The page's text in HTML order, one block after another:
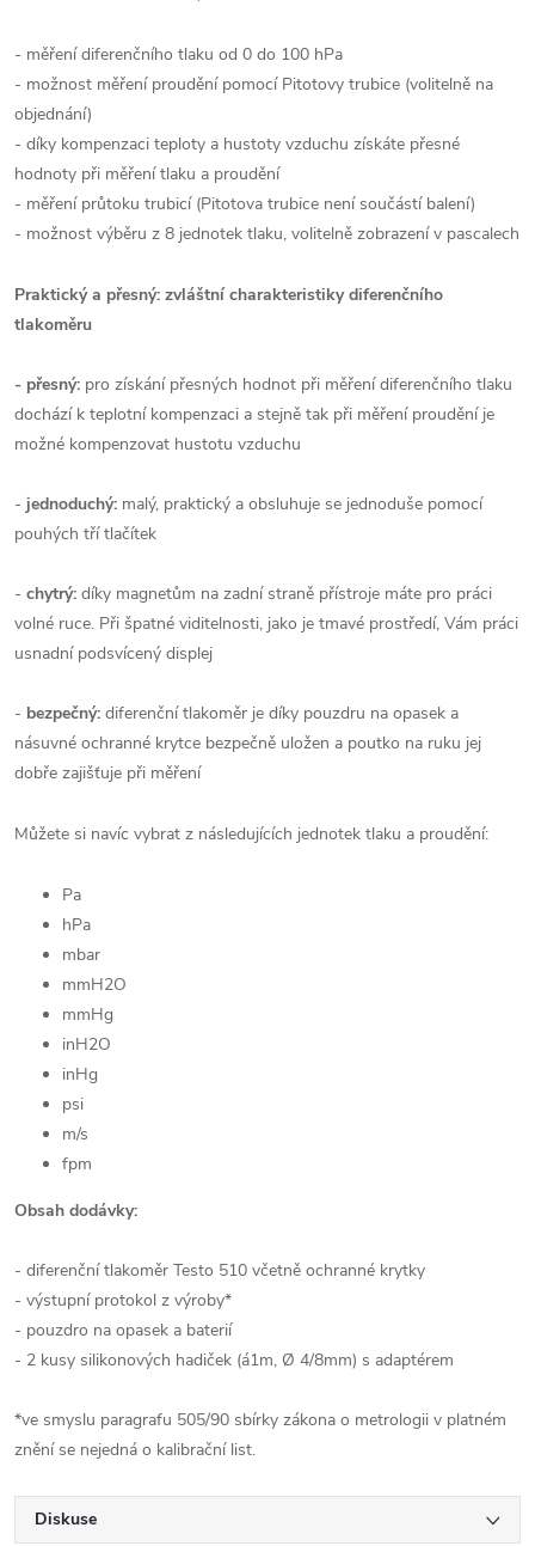
- měření diferenčního tlaku od 0 do 100 hPa
- možnost měření proudění pomocí Pitotovy trubice (volitelně na
objednání)
- díky kompenzaci teploty a hustoty vzduchu získáte přesné
hodnoty při měření tlaku a proudění
- měření průtoku trubicí (Pitotova trubice není součástí balení)
- možnost výběru z 8 jednotek tlaku, volitelně zobrazení v pascalech
Praktický a přesný: zvláštní charakteristiky diferenčního
tlakoměru
- přesný: pro získání přesných hodnot při měření diferenčního tlaku
dochází k teplotní kompenzaci a stejně tak při měření proudění je
možné kompenzovat hustotu vzduchu
- jednoduchý: malý, praktický a obsluhuje se jednoduše pomocí
pouhých tří tlačítek
- chytrý: díky magnetům na zadní straně přístroje máte pro práci
volné ruce. Při špatné viditelnosti, jako je tmavé prostředí, Vám práci
usnadní podsvícený displej
- bezpečný: diferenční tlakoměr je díky pouzdru na opasek a
násuvné ochranné krytce bezpečně uložen a poutko na ruku jej
dobře zajišťuje při měření
Můžete si navíc vybrat z následujících jednotek tlaku a proudění:
Pa
hPa
mbar
mmH2O
mmHg
inH2O
inHg
psi
m/s
fpm
Obsah dodávky:
- diferenční tlakoměr Testo 510 včetně ochranné krytky
- výstupní protokol z výroby*
- pouzdro na opasek a baterií
- 2 kusy silikonových hadiček (á1m, Ø 4/8mm) s adaptérem
*ve smyslu paragrafu 505/90 sbírky zákona o metrologii v platném
znění se nejedná o kalibrační list.
Diskuse